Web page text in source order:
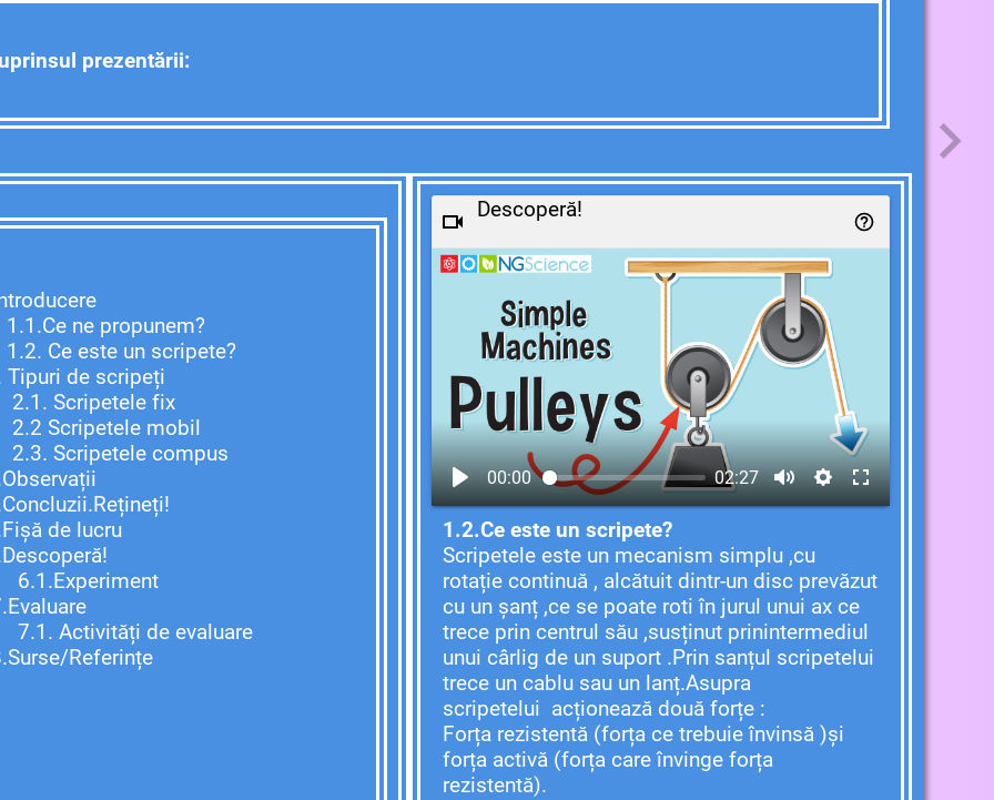
prezentării:
ne propunem?
Ce este un scripete?
Tipuri de scripeți
Scripetele fix
Scripetele mobil
Scripetele compus
de lucru
Activități de evaluare
Referințe
Descoperă!
00:00 02:27
1.2.Ce este un scripete?
Scripetele este un mecanism simplu ,cu
rotație continuă , alcătuit dintr-un disc prevăzut
cu un șanț ,ce se poate roti în jurul unui ax ce
trece prin centrul său ,susținut prinintermediul
unui cârlig de un suport .Prin sanțul scripetelui
trece un cablu sau un lanț.Asupra
scripetelui acționează două forțe :
Forța rezistentă (forța ce trebuie învinsă )și
forța activă (forța care învinge forța
rezistentă).